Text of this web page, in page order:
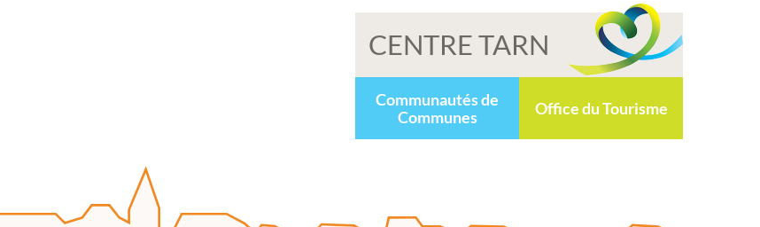
CENTRE TARN
Communautés de
Communes
Office du Tourisme